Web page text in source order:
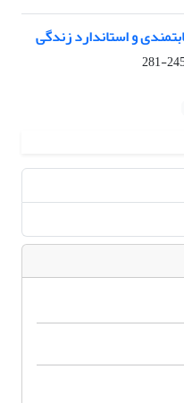
و استاندارد زندگی
245-